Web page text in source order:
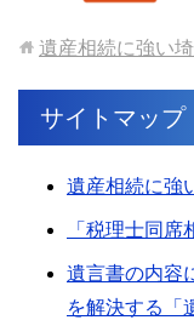
遺産相続に強い
サイトマップ
遺産相続に強
「税理士同席
遺言書の内容
を解決する「